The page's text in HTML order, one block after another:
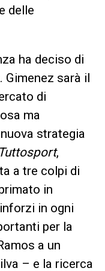
delle
ha deciso di
sarà il
di
ma
strategia
Tuttosport,
a tre colpi di
in
in ogni
per la
a un
– e la ricerca